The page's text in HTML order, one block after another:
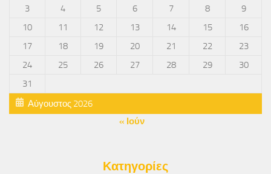
Αύγουστος 2026
3
4 5 6 7 8
9
10
11 12 13 14 15
16
17
18 19 20 21 22
23
24
25 26 27 28 29
30
31
« Ιούν
Κατηγορίες